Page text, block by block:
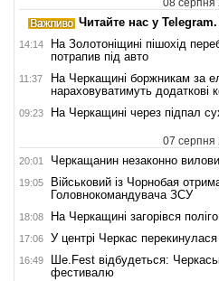
08 серпня
Читайте нас у
14:14
На Золотоніщині пішохід
потрапив під авто
11:37
На Черкащині боржникам за
нараховуватимуть додаткові
09:23 На Черкащині через підпал
07 серпня
20:01 Черкащанин незаконно
19:05
Військовий із Чорнобая
Головнокомандувача ЗСУ
18:08 На Черкащині загорівся
17:06 У центрі Черкас перекинулася
16:49
Ше.Fest відбудеться:
фестивалю